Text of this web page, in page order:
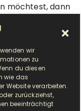
wir
zu
du diesen
wie das
Website verarbeiten.
zurückziehst,
beeinträchtigt
möchtest, dann
zu
dafür, dass
die durch
aus deinem
Wirken fördert
von